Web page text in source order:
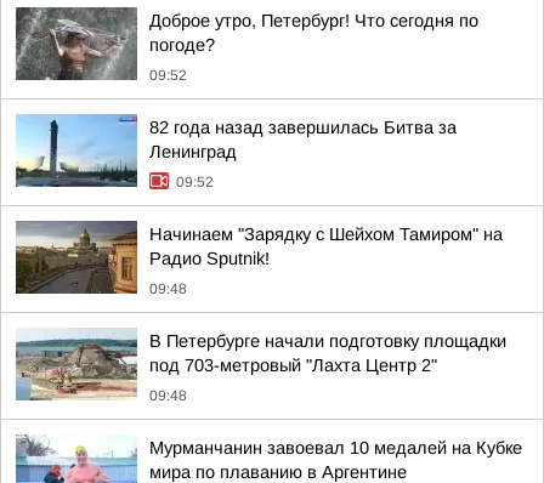
Доброе утро, Петербург! Что сегодня по
погоде?
09:52
82 года назад завершилась Битва за
Ленинград
09:52
Начинаем "Зарядку с Шейхом Тамиром" на
Радио Sputnik!
09:48
В Петербурге начали подготовку площадки
под 703-метровый "Лахта Центр 2"
09:48
Мурманчанин завоевал 10 медалей на Кубке
мира по плаванию в Аргентине